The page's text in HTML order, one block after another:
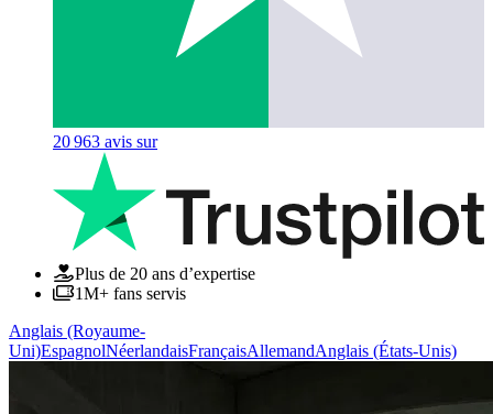
20 963 avis sur
Plus de 20 ans d’expertise
1M+ fans servis
Anglais (Royaume-
Uni)EspagnolNéerlandaisFrançaisAllemandAnglais (États-Unis)